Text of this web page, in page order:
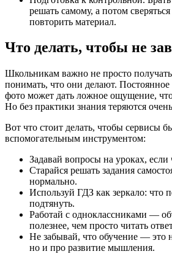
решать самому, а потом
повторить материал.
Что делать, чтобы не
Школьникам важно не просто
понимать, что они делают. Постоянное
фото может дать ложное ощущение,
Но без практики знания теряются
Вот что стоит делать, чтобы сервисы
вспомогательным инструментом:
Задавай вопросы на уроках, если
Старайся решать задания
нормально.
Используй ГДЗ как зеркало: что
подтянуть.
Работай с одноклассниками —
полезнее, чем просто читать
Не забывай, что обучение — это
но и про развитие мышления.